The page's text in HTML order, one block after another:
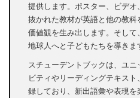
提供します。ポスター、ビデ
抜かれた教材が英語と他の教
価値観を生み出します。そし
地球人へと子どもたちを導きま
スチューデントブックは、ユ
ビティやリーディングテキス
録しており、新出語彙や表現